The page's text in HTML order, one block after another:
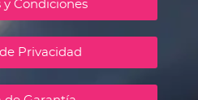
y Condiciones
Privacidad